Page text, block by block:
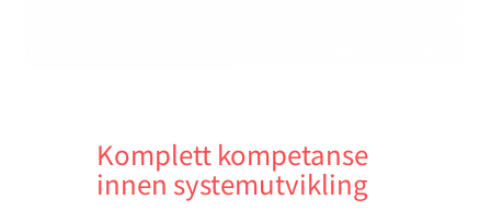
Komplett kompetanse
innen systemutvikling